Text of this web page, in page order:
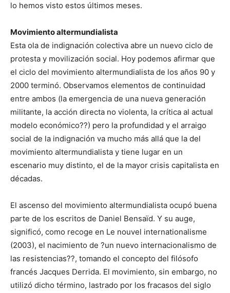
lo hemos visto estos últimos meses.
Movimiento altermundialista
Esta ola de indignación colectiva abre un nuevo ciclo de
protesta y movilización social. Hoy podemos afirmar que
el ciclo del movimiento altermundialista de los años 90 y
2000 terminó. Observamos elementos de continuidad
entre ambos (la emergencia de una nueva generación
militante, la acción directa no violenta, la crítica al actual
modelo económico??) pero la profundidad y el arraigo
social de la indignación va mucho más allá que la del
movimiento altermundialista y tiene lugar en un
escenario muy distinto, el de la mayor crisis capitalista en
décadas.
El ascenso del movimiento altermundialista ocupó buena
parte de los escritos de Daniel Bensaïd. Y su auge,
significó, como recoge en Le nouvel internationalisme
(2003), el nacimiento de ?un nuevo internacionalismo de
las resistencias??, tomando el concepto del filósofo
francés Jacques Derrida. El movimiento, sin embargo, no
utilizó dicho término, lastrado por los fracasos del siglo